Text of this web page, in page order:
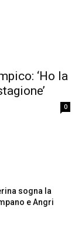
‘Ho la
0
sogna la
e Angri